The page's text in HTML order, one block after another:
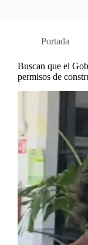
Portada
Buscan que el
permisos de